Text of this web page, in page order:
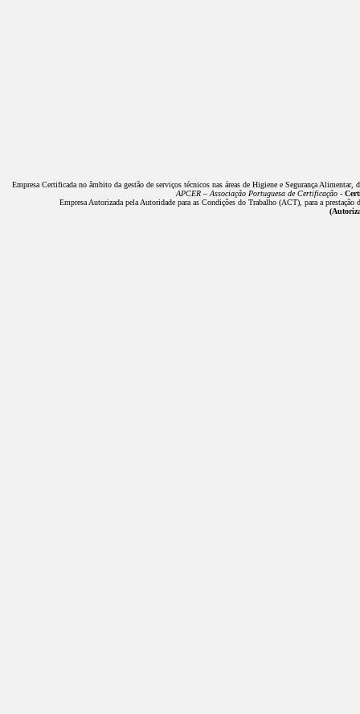
Empresa Certificada no âmbito da gestão de serviços técnicos nas áreas de Higiene e Segurança
APCER – Associação Portuguesa de Certificação -
Empresa Autorizada pela Autoridade para as Condições do Trabalho (ACT), para a